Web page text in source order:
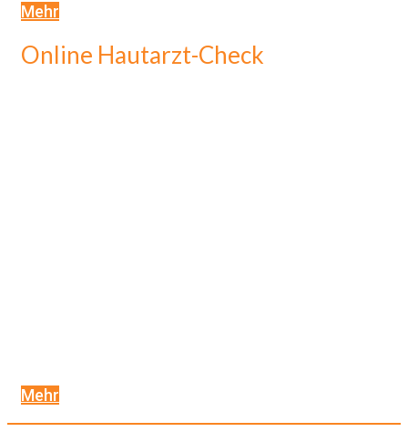
Mehr
Online Hautarzt-Check
Mehr